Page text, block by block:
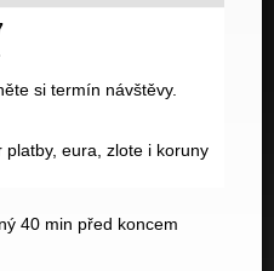
a 16 a 17
si termín návštěvy.
eura, zlote i koruny
40 min před koncem